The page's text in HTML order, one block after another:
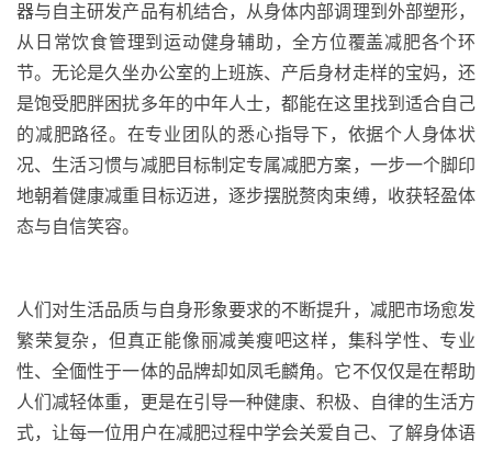
器与自主研发产品有机结合，从身体内部调理到外部塑形，
从日常饮食管理到运动健身辅助，全方位覆盖减肥各个环
节。无论是久坐办公室的上班族、产后身材走样的宝妈，还
是饱受肥胖困扰多年的中年人士，都能在这里找到适合自己
的减肥路径。在专业团队的悉心指导下，依据个人身体状
况、生活习惯与减肥目标制定专属减肥方案，一步一个脚印
地朝着健康减重目标迈进，逐步摆脱赘肉束缚，收获轻盈体
态与自信笑容。
人们对生活品质与自身形象要求的不断提升，减肥市场愈发
繁荣复杂，但真正能像丽减美瘦吧这样，集科学性、专业
性、全偭性于一体的品牌却如凤毛麟角。它不仅仅是在帮助
人们减轻体重，更是在引导一种健康、积极、自律的生活方
式，让每一位用户在减肥过程中学会关爱自己、了解身体语